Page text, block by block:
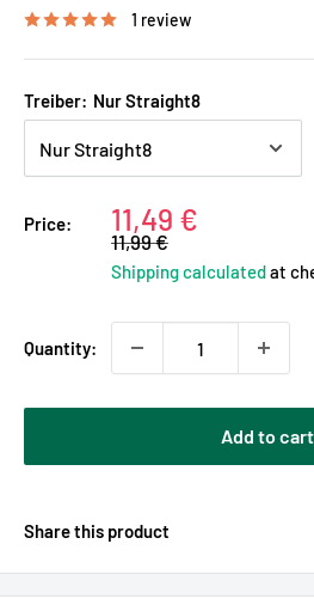
1 review
Treiber: Nur Straight8
Price:
Sale
price
11,49 €
Regular
price
11,99 €
Shipping calculatedat
Quantity:
Add to cart
Share this product